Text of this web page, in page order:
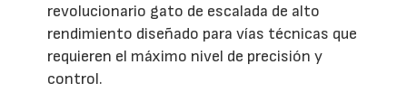
revolucionario gato de escalada de alto
rendimiento diseñado para vías técnicas que
requieren el máximo nivel de precisión y
control.